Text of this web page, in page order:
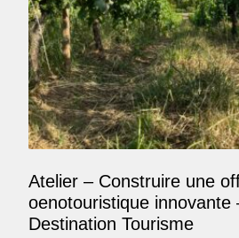
Atelier – Construire une
oenotouristique innovante
Destination Tourisme